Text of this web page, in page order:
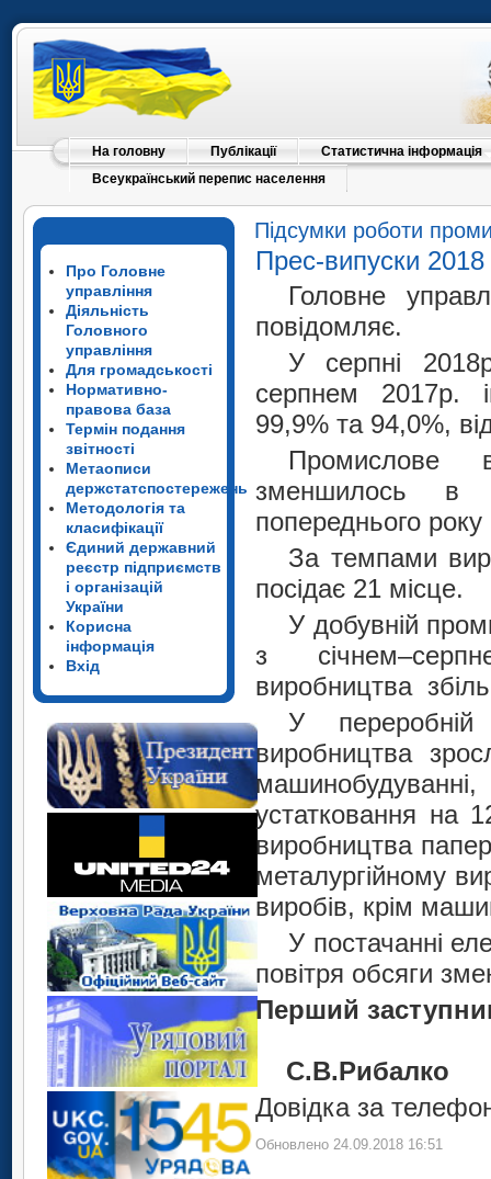
На головну Публікації
Статистична інформація
Всеукраїнський перепис населення
Про Головне
управління
Діяльність
Головного
управління
Для громадськості
Нормативно-
правова база
Термін подання
звітності
Метаописи
держстатспостережень
Методологія та
класифікації
Єдиний державний
реєстр підприємств
і організацій
України
Корисна
інформація
Вхід
Підсумки роботи
Прес-випуски 2018
Головне
повідомляє.
У серпні
серпнем 2017р.
99,9% та 94,0%,
Промислове
зменшилось в
попереднього
За темпами
посідає 21 місце.
У добувній
з
виробництва
У переробній
виробництва
устатковання на
виробництва
металургійному
виробів, крім
У постачанні
повітря обсяги
Перший
С.В.Рибалко
Довідка за
Обновлено 24.09.2018 16:51